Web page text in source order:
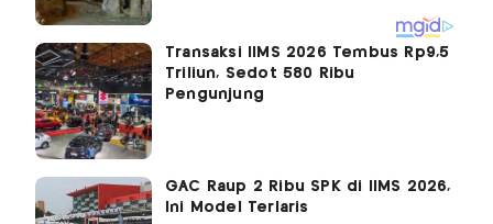
Transaksi IIMS 2026 Tembus Rp9,5
Triliun, Sedot 580 Ribu
Pengunjung
GAC Raup 2 Ribu SPK di IIMS 2026,
Ini Model Terlaris